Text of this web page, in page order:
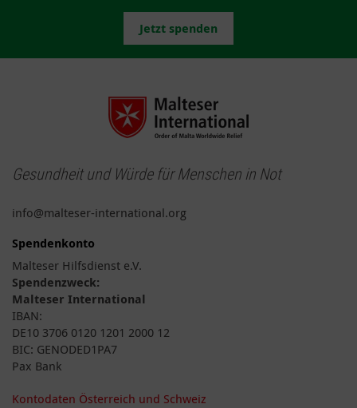
Jetzt spenden
Gesundheit und Würde für Menschen in Not
info@malteser-international.org
Spendenkonto
Malteser Hilfsdienst e.V.
Spendenzweck:
Malteser International
IBAN:
DE10 3706 0120 1201 2000 12
BIC: GENODED1PA7
Pax Bank
Kontodaten Österreich und Schweiz